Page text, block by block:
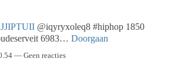
@iqyryxoleq8 #hiphop 1850
6983… Doorgaan
— Geen reacties